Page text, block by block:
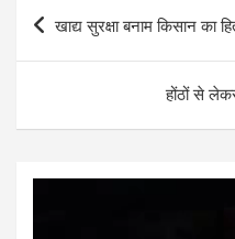
A o
er
n
g
er
Post
navigation
खाद्य सुरक्षा बनाम किसान का
होंठों से